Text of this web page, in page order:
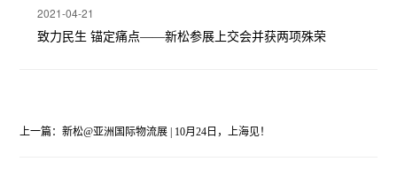
2021-04-21
致力民生 锚定痛点——新松参展上交会并获两项殊荣
上一篇：新松@亚洲国际物流展 | 10月24日，上海见！